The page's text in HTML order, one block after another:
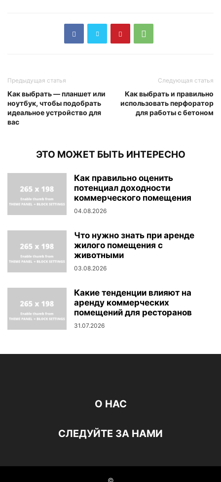
Предыдущая статья
Как выбрать — планшет или
ноутбук, чтобы подобрать
идеальное устройство для
вас
Следующая статья
Как выбрать и правильно
использовать перфоратор
для работы с бетоном
ЭТО МОЖЕТ БЫТЬ ИНТЕРЕСНО
Как правильно оценить
потенциал доходности
коммерческого помещения
04.08.2026
Что нужно знать при аренде
жилого помещения с
животными
03.08.2026
Какие тенденции влияют на
аренду коммерческих
помещений для ресторанов
31.07.2026
О НАС
СЛЕДУЙТЕ ЗА НАМИ